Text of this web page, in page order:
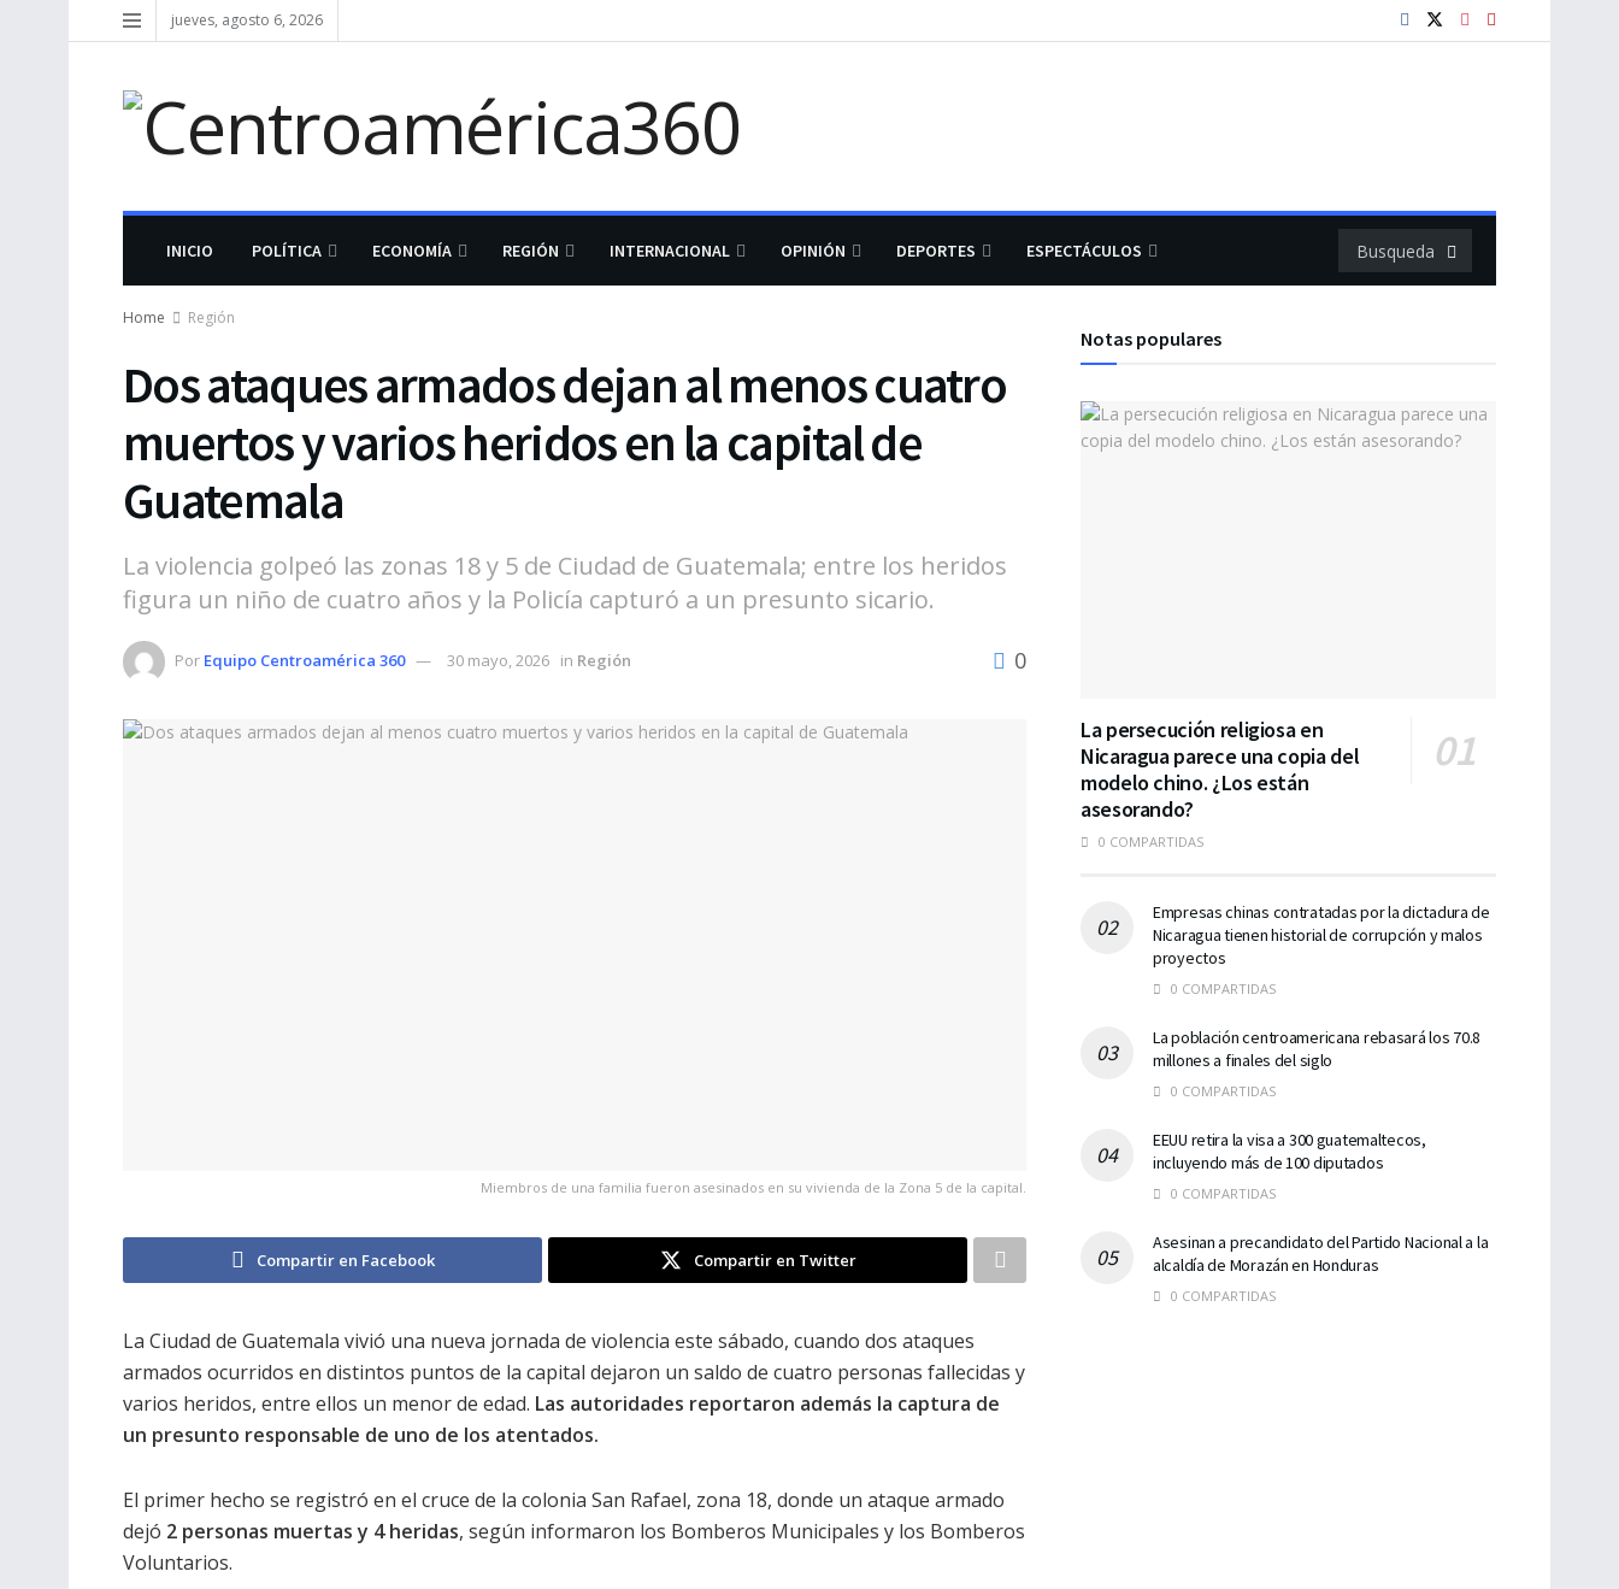
jueves, agosto 6, 2026
INICIO POLÍTICA ECONOMÍA REGIÓN INTERNACIONAL OPINIÓN DEPORTES ESPECTÁCULOS
Home Región
Dos ataques armados dejan al menos cuatro
muertos y varios heridos en la capital de
Guatemala
La violencia golpeó las zonas 18 y 5 de Ciudad de Guatemala; entre los heridos
figura un niño de cuatro años y la Policía capturó a un presunto sicario.
Por Equipo Centroamérica 360 30 mayo, 2026 in Región 0
Miembros de una familia fueron asesinados en su vivienda de la Zona 5 de la capital.
Compartir en Facebook Compartir en Twitter
La Ciudad de Guatemala vivió una nueva jornada de violencia este sábado, cuando dos ataques
armados ocurridos en distintos puntos de la capital dejaron un saldo de cuatro personas fallecidas y
varios heridos, entre ellos un menor de edad. Las autoridades reportaron además la captura de
un presunto responsable de uno de los atentados.
El primer hecho se registró en el cruce de la colonia San Rafael, zona 18, donde un ataque armado
dejó 2 personas muertas y 4 heridas, según informaron los Bomberos Municipales y los Bomberos
Voluntarios.
Notas populares
La persecución religiosa en
Nicaragua parece una copia del
modelo chino. ¿Los están
asesorando?
0 COMPARTIDAS
Empresas chinas contratadas por la dictadura de
Nicaragua tienen historial de corrupción y malos
proyectos
0 COMPARTIDAS
La población centroamericana rebasará los 70.8
millones a finales del siglo
0 COMPARTIDAS
EEUU retira la visa a 300 guatemaltecos,
incluyendo más de 100 diputados
0 COMPARTIDAS
Asesinan a precandidato del Partido Nacional a la
alcaldía de Morazán en Honduras
0 COMPARTIDAS